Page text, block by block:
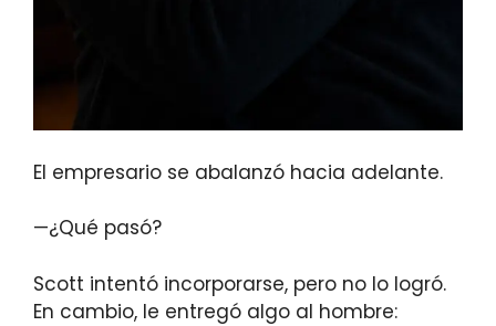
El empresario se abalanzó hacia adelante.
—¿Qué pasó?
Scott intentó incorporarse, pero no lo logró.
En cambio, le entregó algo al hombre: